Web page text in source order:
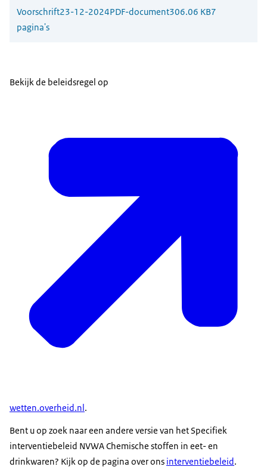
Voorschrift23-12-2024PDF-document306.06 KB7
pagina's
Bekijk de beleidsregel op
wetten.overheid.nl .
Bent u op zoek naar een andere versie van het Specifiek
interventiebeleid NVWA Chemische stoffen in eet- en
drinkwaren? Kijk op de pagina over ons interventiebeleid.